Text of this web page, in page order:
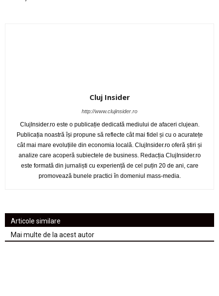
Cluj Insider
http://www.clujinsider.ro
ClujInsider.ro este o publicație dedicată mediului de afaceri clujean.
Publicația noastră își propune să reflecte cât mai fidel și cu o acuratețe
cât mai mare evoluțiile din economia locală. ClujInsider.ro oferă știri și
analize care acoperă subiectele de business. Redacția ClujInsider.ro
este formată din jurnaliști cu experiență de cel puțin 20 de ani, care
promovează bunele practici în domeniul mass-media.
Articole similare
Mai multe de la acest autor